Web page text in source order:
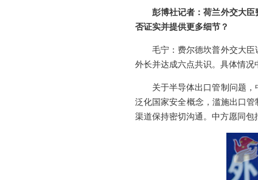
彭博社记者：荷兰外交大
否证实并提供更多细节？
毛宁：费尔德坎普外交大
外长并达成六点共识。具体情况
关于半导体出口管制问题
泛化国家安全概念，滥施出口
渠道保持密切沟通。中方愿同包